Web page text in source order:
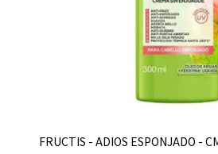
FRUCTIS - ADIOS ESPONJADO -